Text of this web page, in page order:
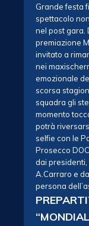
Grande festa
spettacolo
nel post gara.
premiazione
invitato a
nei
emozionale
scorsa
squadra gli
momento
potrà
selfie con le
Prosecco
dai presidenti,
A.Carraro e
persona